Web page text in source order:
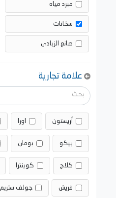
مبرد مياه
سخانات
صانع الزبادى
علامة تجارية
أريستون اورا
بيكو بومان
كلاج كوينترا
فريش جولف ستريم